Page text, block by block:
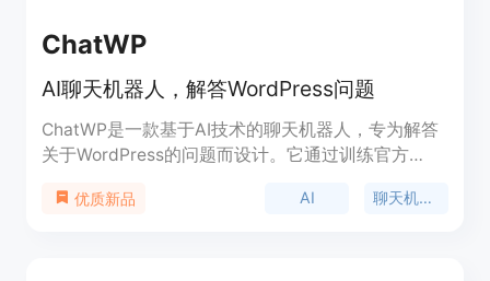
ChatWP
AI聊天机器人，解答WordPress问题
ChatWP是一款基于AI技术的聊天机器人，专为解答
关于WordPress的问题而设计。它通过训练官方
介绍、优势、定价和定位等信息。
优质新品 AI 聊天机器人